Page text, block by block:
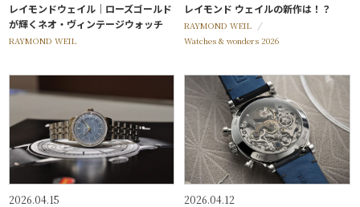
レイモンドウェイル｜ローズゴールド
が輝くネオ・ヴィンテージウォッチ
RAYMOND WEIL
レイモンド ウェイルの新作は！？
RAYMOND WEIL
Watches & wonders 2026
2026.04.15
2026.04.12